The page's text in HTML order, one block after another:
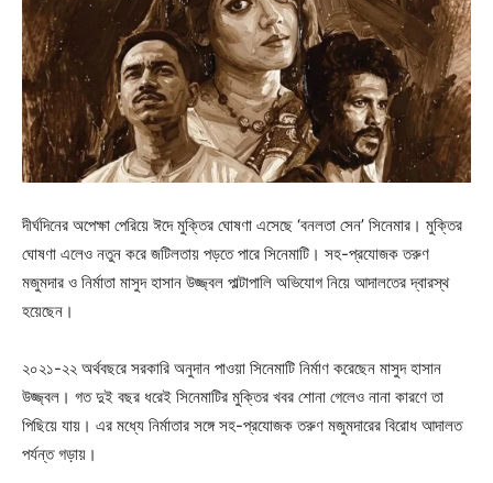
দীর্ঘদিনের অপেক্ষা পেরিয়ে ঈদে মুক্তির ঘোষণা এসেছে ‘বনলতা সেন’ সিনেমার। মুক্তির
ঘোষণা এলেও নতুন করে জটিলতায় পড়তে পারে সিনেমাটি। সহ-প্রযোজক তরুণ
মজুমদার ও নির্মাতা মাসুদ হাসান উজ্জ্বল পাল্টাপালি অভিযোগ নিয়ে আদালতের দ্বারস্থ
হয়েছেন।
২০২১-২২ অর্থবছরে সরকারি অনুদান পাওয়া সিনেমাটি নির্মাণ করেছেন মাসুদ হাসান
উজ্জ্বল। গত দুই বছর ধরেই সিনেমাটির মুক্তির খবর শোনা গেলেও নানা কারণে তা
পিছিয়ে যায়। এর মধ্যে নির্মাতার সঙ্গে সহ-প্রযোজক তরুণ মজুমদারের বিরোধ আদালত
পর্যন্ত গড়ায়।